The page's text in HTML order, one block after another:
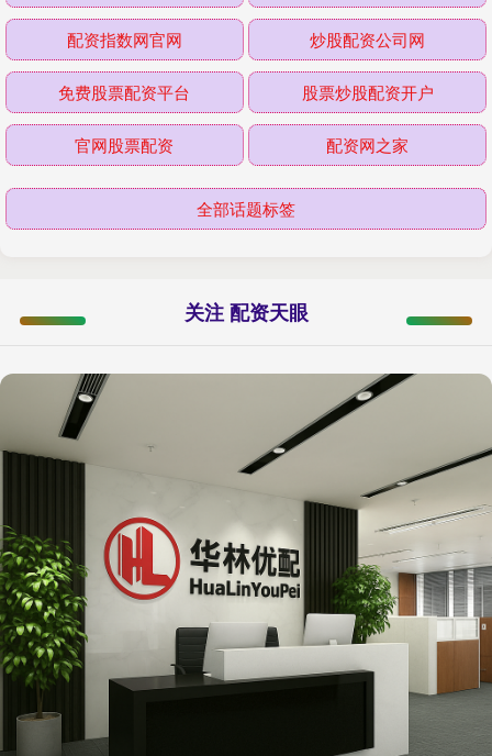
配资指数网官网 炒股配资公司网
免费股票配资平台 股票炒股配资开户
官网股票配资 配资网之家
全部话题标签
关注 配资天眼